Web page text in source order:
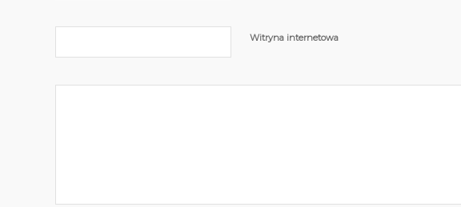
Witryna internetowa